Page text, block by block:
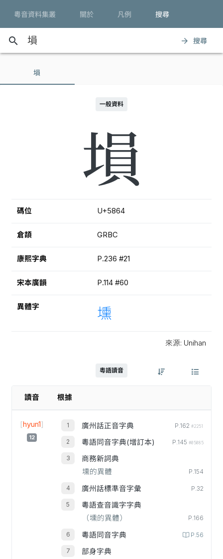
粵音資料集叢 關於 凡例 搜尋
search arrow_forward 搜尋
塤
一般資料
塤
碼位 U+5864
倉頡 GRBC
康熙字典 P.236 #21
宋本廣韻 P.114 #60
異體字 壎
來源: Unihan
粵語讀音
讀音 根據
[hyun1]
12
廣州話正音字典 P.162 #2251
粵語同音字典(增訂本) P.145 #05085
商務新詞典
壎的異體
P.154
廣州話標準音字彙 P.32
粵語查音識字字典
（壎的異體）
P.166
粵語同音字典 P.56
部身字典